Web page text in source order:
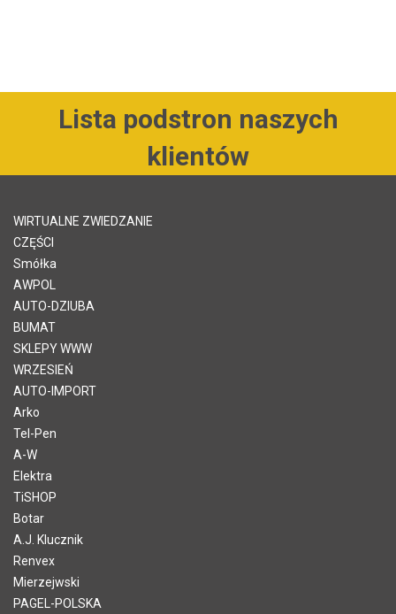
Lista podstron naszych
klientów
WIRTUALNE ZWIEDZANIE
CZĘŚCI
Smółka
AWPOL
AUTO-DZIUBA
BUMAT
SKLEPY WWW
WRZESIEŃ
AUTO-IMPORT
Arko
Tel-Pen
A-W
Elektra
TiSHOP
Botar
A.J. Klucznik
Renvex
Mierzejwski
PAGEL-POLSKA